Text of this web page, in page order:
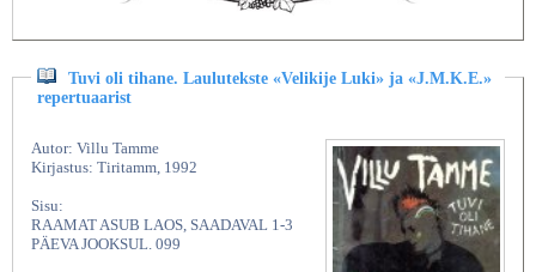
Tuvi oli tihane. Laulutekste «Velikije Luki» ja «J.M.K.E.»
repertuaarist
Autor: Villu Tamme
Kirjastus: Tiritamm, 1992
Sisu:
RAAMAT ASUB LAOS, SAADAVAL 1-3
PÄEVA JOOKSUL. 099